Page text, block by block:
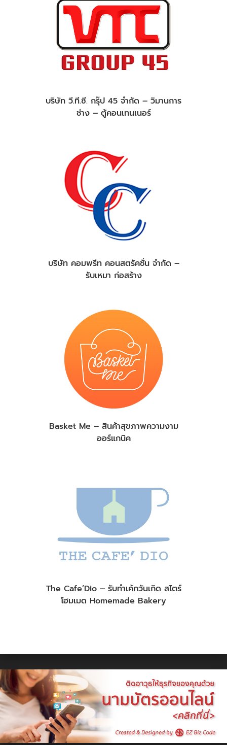
บริษัท วี.ที.ซี. กรุ๊ป 45 จำกัด – วิมานการ
ช่าง – ตู้คอนเทนเนอร์
บริษัท คอมพรีท คอนสตรัคชั่น จำกัด –
รับเหมา ก่อสร้าง
Basket Me – สินค้าสุขภาพความงาม
ออร์แกนิค
The Cafe’Dio – รับทำเค้กวันเกิด สไตร์
โฮมเมด Homemade Bakery